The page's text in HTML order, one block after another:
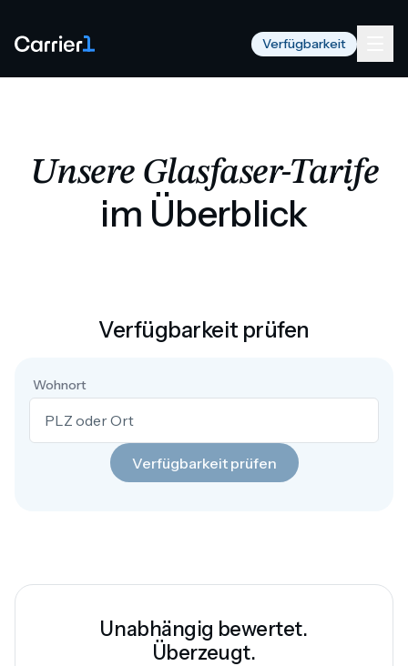
Verfügbarkeit
Unsere Glasfaser-Tarife
im Überblick
Verfügbarkeit prüfen
Wohnort
Verfügbarkeit prüfen
Unabhängig bewertet.
Überzeugt.